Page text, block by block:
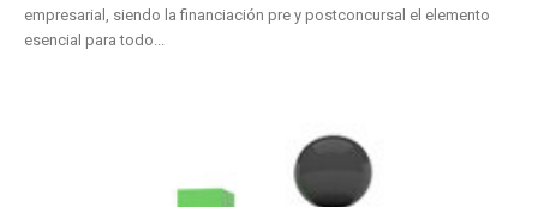
empresarial, siendo la financiación pre y postconcursal el elemento
esencial para todo...